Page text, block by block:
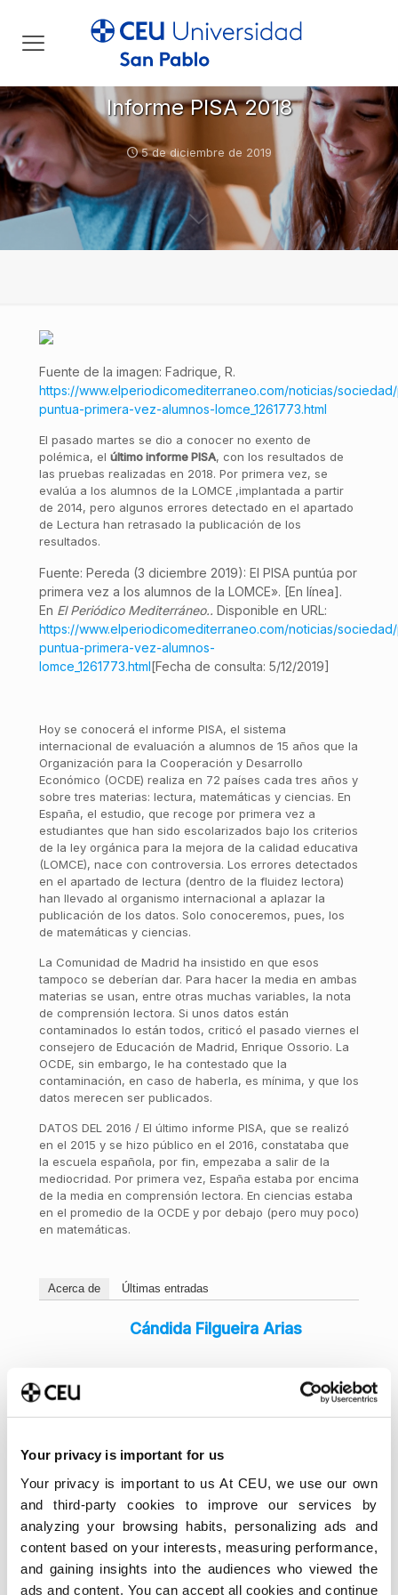
Your privacy is important for us
Your privacy is important to us At CEU, we use our own
and third-party cookies to improve our services by
analyzing your browsing habits, personalizing ads and
content based on your interests, measuring performance,
and gaining insights into the audiences who viewed the
ads and content. You can accept all cookies and continue
Informe PISA 2018
5 de diciembre de 2019
Fuente de la imagen: Fadrique, R.
https://www.elperiodicomediterraneo.com/noticias/
puntua-primera-vez-alumnos-lomce_1261773.html
El pasado martes se dio a conocer no exento de
polémica, el último informe PISA, con los resultados de
las pruebas realizadas en 2018. Por primera vez, se
evalúa a los alumnos de la LOMCE ,implantada a partir
de 2014, pero algunos errores detectado en el apartado
de Lectura han retrasado la publicación de los
resultados.
Fuente: Pereda (3 diciembre 2019): El PISA puntúa por
primera vez a los alumnos de la LOMCE». [En línea].
En El Periódico Mediterráneo.. Disponible en URL:
https://www.elperiodicomediterraneo.com/noticias/
puntua-primera-vez-alumnos-
lomce_1261773.html[Fecha de consulta: 5/12/2019]
Hoy se conocerá el informe PISA, el sistema
internacional de evaluación a alumnos de 15 años que la
Organización para la Cooperación y Desarrollo
Económico (OCDE) realiza en 72 países cada tres años y
sobre tres materias: lectura, matemáticas y ciencias. En
España, el estudio, que recoge por primera vez a
estudiantes que han sido escolarizados bajo los criterios
de la ley orgánica para la mejora de la calidad educativa
(LOMCE), nace con controversia. Los errores detectados
en el apartado de lectura (dentro de la fluidez lectora)
han llevado al organismo internacional a aplazar la
publicación de los datos. Solo conoceremos, pues, los
de matemáticas y ciencias.
La Comunidad de Madrid ha insistido en que esos
tampoco se deberían dar. Para hacer la media en ambas
materias se usan, entre otras muchas variables, la nota
de comprensión lectora. Si unos datos están
contaminados lo están todos, criticó el pasado viernes el
consejero de Educación de Madrid, Enrique Ossorio. La
OCDE, sin embargo, le ha contestado que la
contaminación, en caso de haberla, es mínima, y que los
datos merecen ser publicados.
DATOS DEL 2016 / El último informe PISA, que se realizó
en el 2015 y se hizo público en el 2016, constataba que
la escuela española, por fin, empezaba a salir de la
mediocridad. Por primera vez, España estaba por encima
de la media en comprensión lectora. En ciencias estaba
en el promedio de la OCDE y por debajo (pero muy poco)
en matemáticas.
Acerca de Últimas entradas
Cándida Filgueira Arias